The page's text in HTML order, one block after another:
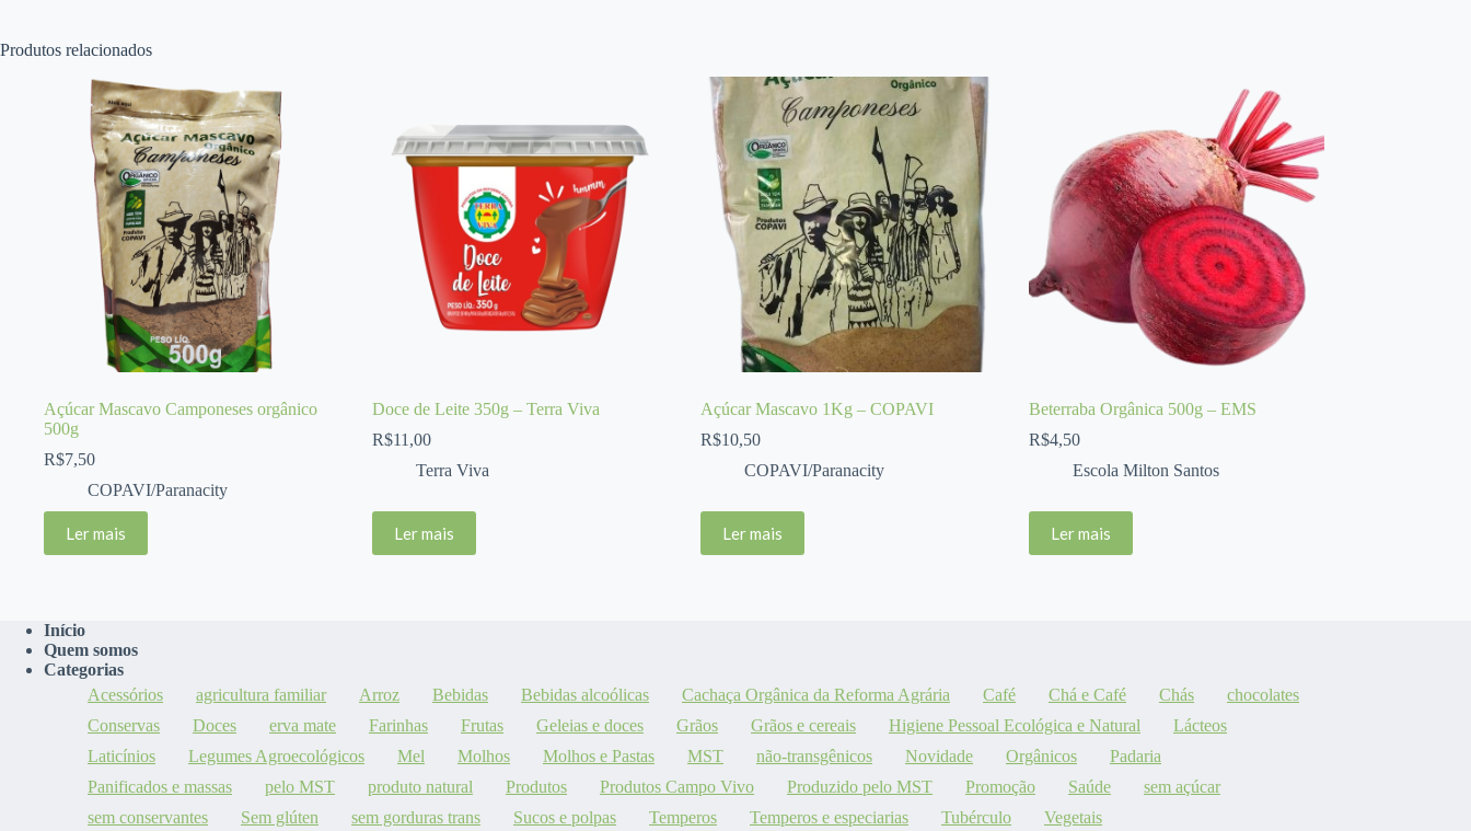
Produtos relacionados
Açúcar Mascavo Camponeses orgânico
500g
R$7,50
COPAVI/Paranacity
Ler mais
Doce de Leite 350g – Terra Viva
R$11,00
Terra Viva
Ler mais
Açúcar Mascavo 1Kg – COPAVI
R$10,50
COPAVI/Paranacity
Ler mais
Beterraba Orgânica 500g – EMS
R$4,50
Escola Milton Santos
Ler mais
Início
Quem somos
Categorias
Acessórios
agricultura familiar Arroz Bebidas Bebidas alcoólicas Cachaça Orgânica da Reforma Agrária Café Chá e Café Chás
chocolates
Conservas
Doces erva mate Farinhas Frutas Geleias e doces Grãos Grãos e cereais Higiene Pessoal Ecológica e Natural
Lácteos
Laticínios
Legumes Agroecológicos Mel Molhos Molhos e Pastas MST não-transgênicos Novidade Orgânicos
Padaria
Panificados e massas
pelo MST produto natural Produtos Produtos Campo Vivo Produzido pelo MST Promoção Saúde
sem açúcar
sem conservantes
Sem glúten sem gorduras trans Sucos e polpas Temperos Temperos e especiarias Tubérculo Vegetais